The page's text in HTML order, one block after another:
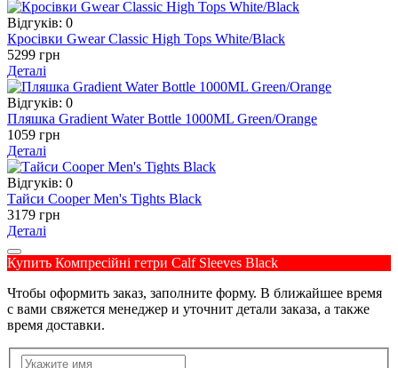
Відгуків: 0
Кросівки Gwear Classic High Tops White/Black
5299 грн
Деталі
Відгуків: 0
Пляшка Gradient Water Bottle 1000ML Green/Orange
1059 грн
Деталі
Відгуків: 0
Тайси Cooper Men's Tights Black
3179 грн
Деталі
Купить Компресійні гетри Calf Sleeves Black
Чтобы оформить заказ, заполните форму. В ближайшее время
с вами свяжется менеджер и уточнит детали заказа, а также
время доставки.